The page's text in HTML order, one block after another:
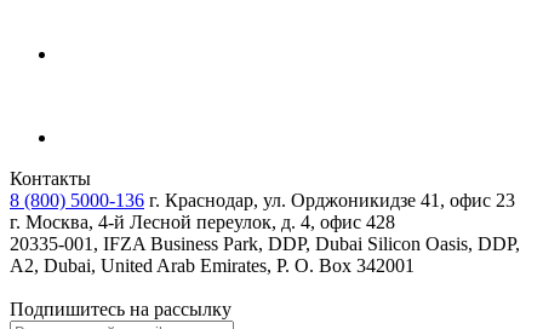
Контакты
8 (800) 5000-136 г. Краснодар, ул. Орджоникидзе 41, офис 23
г. Москва, 4-й Лесной переулок, д. 4, офис 428
20335-001, IFZA Business Park, DDP, Dubai Silicon Oasis, DDP,
A2, Dubai, United Arab Emirates, P. O. Box 342001
Подпишитесь на рассылку